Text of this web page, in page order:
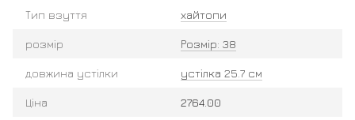
Тип взуття хайтопи
розмір Розмір: 38
довжина устілки устілка 25.7 см
Ціна 2764.00